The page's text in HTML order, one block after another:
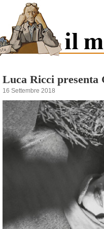
Luca Ricci presenta
16 Settembre 2018